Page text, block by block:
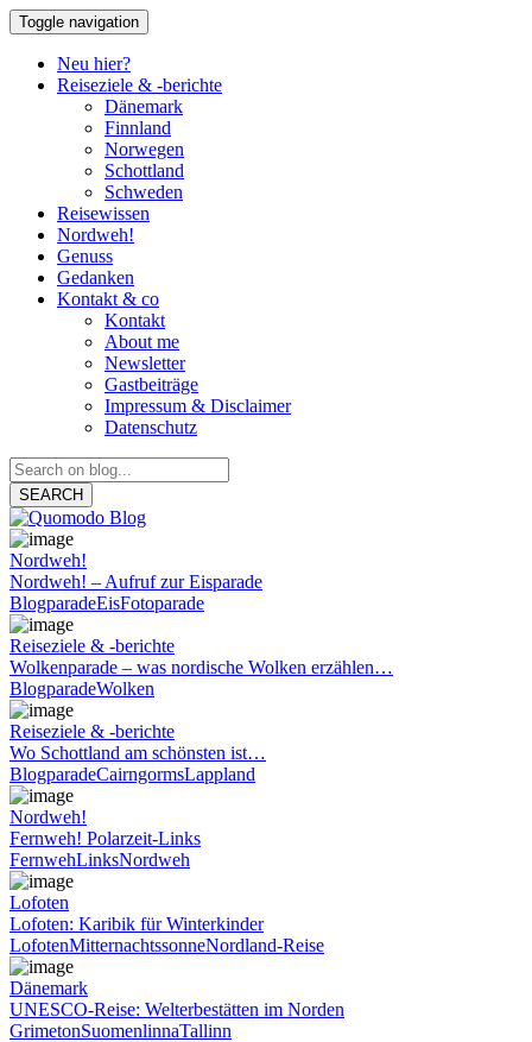
Toggle navigation
Neu hier?
Reiseziele & -berichte
Dänemark
Finnland
Norwegen
Schottland
Schweden
Reisewissen
Nordweh!
Genuss
Gedanken
Kontakt & co
Kontakt
About me
Newsletter
Gastbeiträge
Impressum & Disclaimer
Datenschutz
SEARCH
Nordweh!
Nordweh! – Aufruf zur Eisparade
BlogparadeEisFotoparade
Reiseziele & -berichte
Wolkenparade – was nordische Wolken erzählen…
BlogparadeWolken
Reiseziele & -berichte
Wo Schottland am schönsten ist…
BlogparadeCairngormsLappland
Nordweh!
Fernweh! Polarzeit-Links
FernwehLinksNordweh
Lofoten
Lofoten: Karibik für Winterkinder
LofotenMitternachtssonneNordland-Reise
Dänemark
UNESCO-Reise: Welterbestätten im Norden
GrimetonSuomenlinnaTallinn